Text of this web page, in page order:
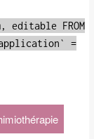
editable FROM
`application` =